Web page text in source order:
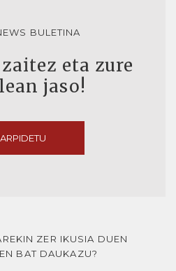
BULETINA
eta zure
jaso!
ZER IKUSIA DUEN
BAT DAUKAZU?